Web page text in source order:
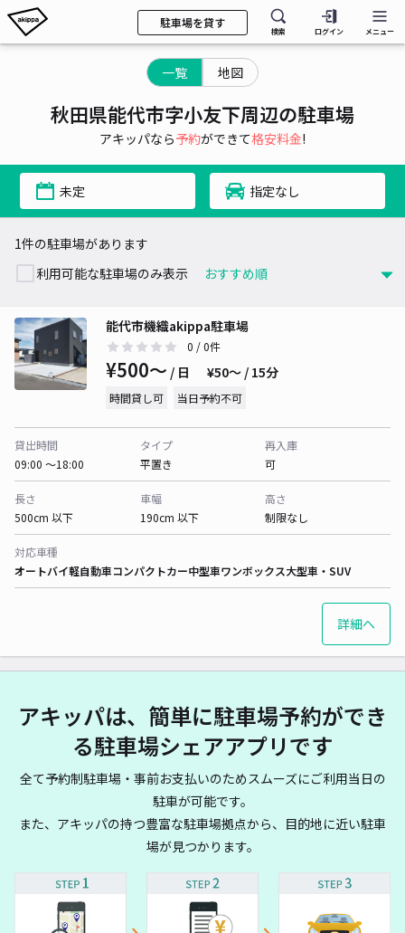
駐車場を貸す
検索 ログイン メニュー
一覧 地図
秋田県能代市字小友下周辺の駐車場
アキッパなら予約ができて格安料金!
未定 指定なし
1件の駐車場があります
利用可能な駐車場のみ表示
能代市機織akippa駐車場
0 / 0件
¥500〜 / 日 ¥50〜 / 15分
時間貸し可 当日予約不可
貸出時間
09:00 〜18:00
タイプ
平置き
再入庫
可
長さ
500cm 以下
車幅
190cm 以下
高さ
制限なし
対応車種
オートバイ軽自動車コンパクトカー中型車ワンボックス大型車・SUV
詳細へ
アキッパは、簡単に駐車場予約ができ
る駐車場シェアアプリです
全て予約制駐車場・事前お支払いのためスムーズにご利用当日の
駐車が可能です。
また、アキッパの持つ豊富な駐車場拠点から、目的地に近い駐車
場が見つかります。